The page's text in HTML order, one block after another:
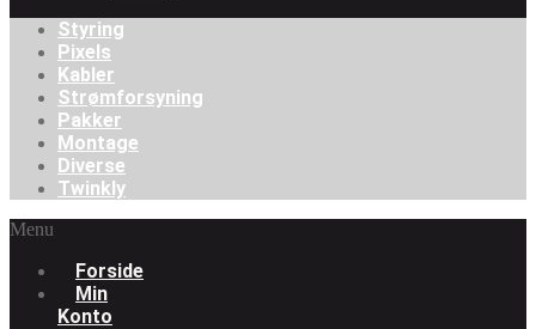
Styring
Pixels
Kabler
Strømforsyning
Pakker
Montage
Diverse
Twinkly
Menu
Forside
Min
Konto